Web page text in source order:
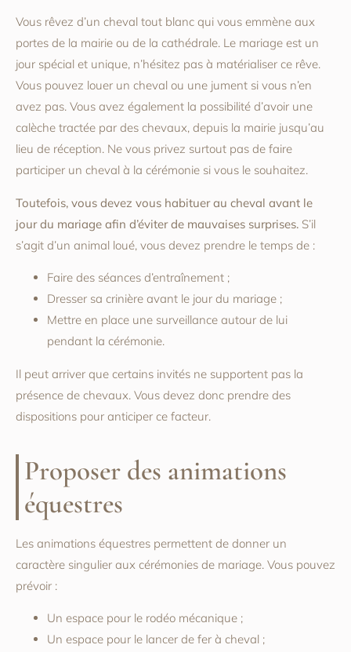
Vous rêvez d’un cheval tout blanc qui vous emmène aux
portes de la mairie ou de la cathédrale. Le mariage est un
jour spécial et unique, n’hésitez pas à matérialiser ce rêve.
Vous pouvez louer un cheval ou une jument si vous n’en
avez pas. Vous avez également la possibilité d’avoir une
calèche tractée par des chevaux, depuis la mairie jusqu’au
lieu de réception. Ne vous privez surtout pas de faire
participer un cheval à la cérémonie si vous le souhaitez.
Toutefois, vous devez vous habituer au cheval avant le
jour du mariage afin d’éviter de mauvaises surprises. S’il
s’agit d’un animal loué, vous devez prendre le temps de :
Faire des séances d’entraînement ;
Dresser sa crinière avant le jour du mariage ;
Mettre en place une surveillance autour de lui
pendant la cérémonie.
Il peut arriver que certains invités ne supportent pas la
présence de chevaux. Vous devez donc prendre des
dispositions pour anticiper ce facteur.
Proposer des animations
équestres
Les animations équestres permettent de donner un
caractère singulier aux cérémonies de mariage. Vous pouvez
prévoir :
Un espace pour le rodéo mécanique ;
Un espace pour le lancer de fer à cheval ;